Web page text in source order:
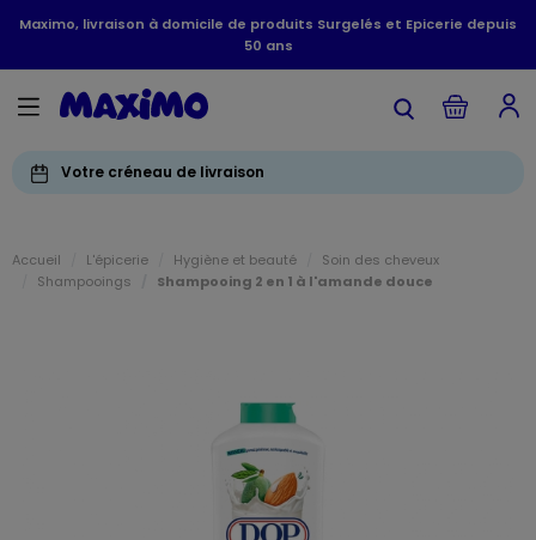
Maximo, livraison à domicile de produits Surgelés et Epicerie depuis
50 ans
Votre créneau de livraison
Accueil L'épicerie Hygiène et beauté
Soin des cheveux
Shampooings
Shampooing 2 en 1 à l'amande douce